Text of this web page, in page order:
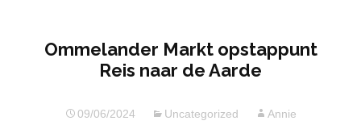
Ommelander Markt opstappunt
Reis naar de Aarde
09/06/2024 Uncategorized Annie